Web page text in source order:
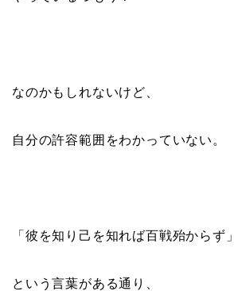
なのかもしれないけど、
自分の許容範囲をわかっていない。
「彼を知り己を知れば百戦殆からず」
という言葉がある通り、